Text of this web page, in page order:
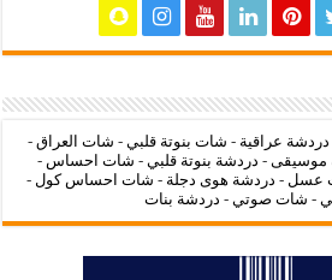
دردشة عراقية - شات بنوتة قلبي - شات العراق-
موسيقى - دردشة بنوتة قلبي - شات احساس -
عسل - دردشة هوى دجلة - شات احساس كول -
- شات صوتي - دردشة بنات